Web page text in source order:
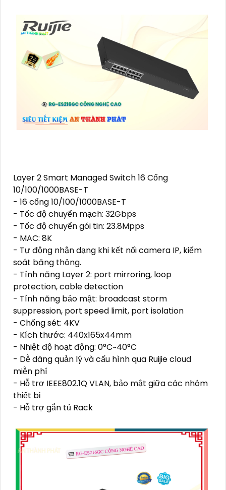
Layer 2 Smart Managed Switch 16 Cổng
10/100/1000BASE-T
- 16 cổng 10/100/1000BASE-T
- Tốc độ chuyển mạch: 32Gbps
- Tốc độ chuyển gói tin: 23.8Mpps
- MAC: 8K
- Tự động nhận dạng khi kết nối camera IP, kiểm
soát băng thông.
- Tính năng Layer 2: port mirroring, loop
protection, cable detection
- Tính năng bảo mật: broadcast storm
suppression, port speed limit, port isolation
- Chống sét: 4KV
- Kích thước: 440x165x44mm
- Nhiệt độ hoạt động: 0°C~40°C
- Dễ dàng quản lý và cấu hình qua Ruijie cloud
miễn phí
- Hỗ trợ IEEE802.1Q VLAN, bảo mật giữa các nhóm
thiết bị
- Hỗ trợ gắn tủ Rack